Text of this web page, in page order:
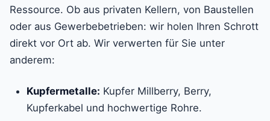
Ressource. Ob aus privaten Kellern, von Baustellen
oder aus Gewerbebetrieben: wir holen Ihren Schrott
direkt vor Ort ab. Wir verwerten für Sie unter
anderem:
Kupfermetalle: Kupfer Millberry, Berry,
Kupferkabel und hochwertige Rohre.